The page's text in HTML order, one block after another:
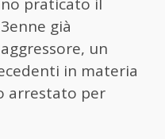
già
un
in materia
arrestato per